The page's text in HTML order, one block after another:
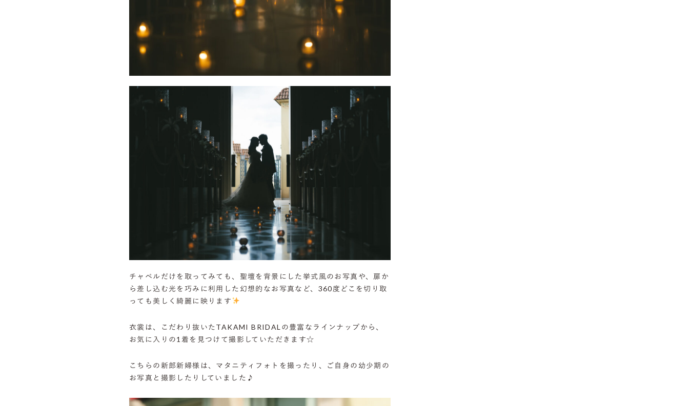
チャペルだけを取ってみても、聖壇を背景にした挙式風のお写真や、扉か
ら差し込む光を巧みに利用した幻想的なお写真など、360度どこを切り取
っても美しく綺麗に映ります
衣裳は、こだわり抜いたTAKAMI BRIDALの豊富なラインナップから、
お気に入りの1着を見つけて撮影していただきます☆
こちらの新郎新婦様は、マタニティフォトを撮ったり、ご自身の幼少期の
お写真と撮影したりしていました♪